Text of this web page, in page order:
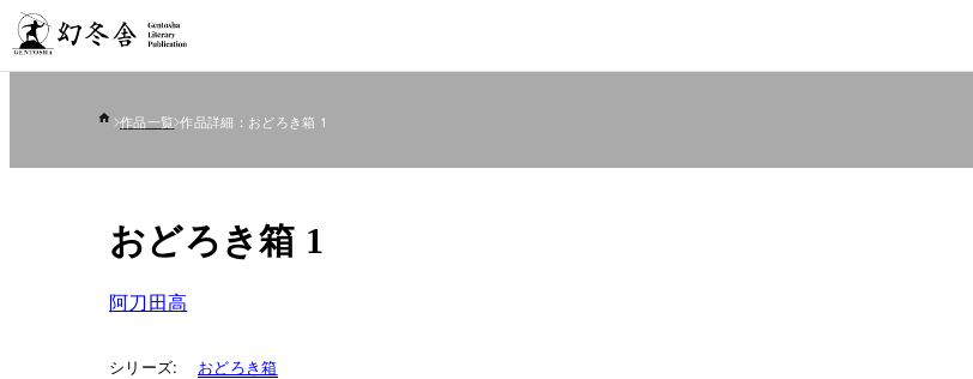
作品一覧 作品詳細：おどろき箱 1
おどろき箱 1
阿刀田高
シリーズ: おどろき箱